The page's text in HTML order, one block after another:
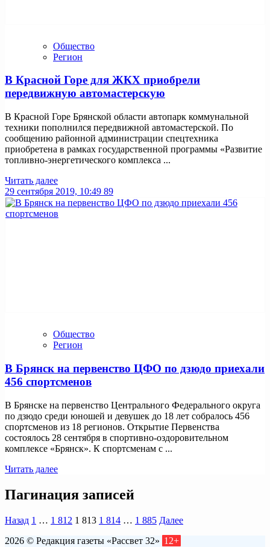
Общество
Регион
В Красной Горе для ЖКХ приобрели
передвижную автомастерскую
В Красной Горе Брянской области автопарк коммунальной
техники пополнился передвижной автомастерской. По
сообщению районной администрации спецтехника
приобретена в рамках государственной программы «Развитие
топливно-энергетического комплекса ...
Читать далее
29 сентября 2019, 10:49 89
Общество
Регион
В Брянск на первенство ЦФО по дзюдо приехали
456 спортсменов
В Брянске на первенство Центрального Федерального округа
по дзюдо среди юношей и девушек до 18 лет собралось 456
спортсменов из 18 регионов. Открытие Первенства
состоялось 28 сентября в спортивно-оздоровительном
комплексе «Брянск». К спортсменам с ...
Читать далее
Пагинация записей
Назад 1 … 1 812 1 813 1 814 … 1 885 Далее
2026 © Редакция газеты «Рассвет 32» 12+